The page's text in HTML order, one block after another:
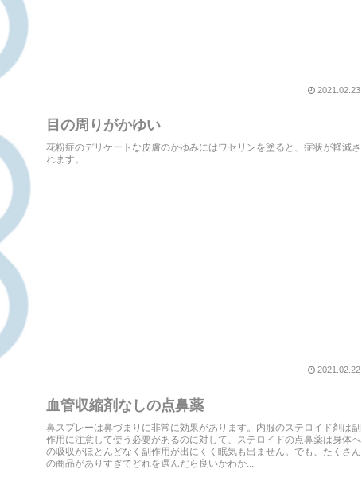
2021.02.23
目の周りがかゆい
花粉症のデリケートな皮膚のかゆみにはワセリンを塗ると、症状が軽減さ
れます。
2021.02.22
血管収縮剤なしの点鼻薬
鼻スプレーは鼻づまりに非常に効果があります。内服のステロイド剤は副
作用に注意して使う必要があるのに対して、ステロイドの点鼻薬は身体へ
の吸収がほとんどなく副作用が出にくく眠気も出ません。でも、たくさん
の商品がありすぎてどれを選んだら良いかわか...